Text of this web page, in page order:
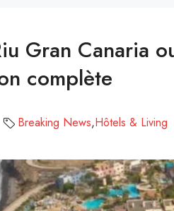
Gran Canaria
complète
Breaking News,Hôtels & Living